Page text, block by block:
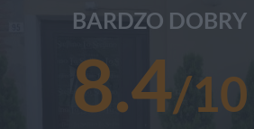
BARDZO DOBRY
8.4/10